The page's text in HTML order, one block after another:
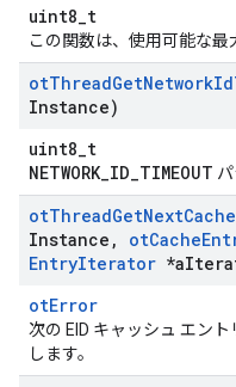
uint8_t
この関数は、使用可能な最
otThreadGetNetworkId
Instance)
uint8_t
NETWORK_ID_TIMEOUT
otThreadGetNextCache
Instance , otCache
EntryIterator *a
otError
次の EID キャッシュ エン
します。